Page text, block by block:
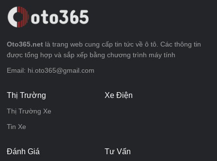
Oto365.net là trang web cung cấp tin tức về ô tô. Các thông tin
được tổng hợp và sắp xếp bằng chương trình máy tính
Email: hi.oto365@gmail.com
Thị Trường
Thị Trường Xe
Tin Xe
Xe Điện
Đánh Giá Tư Vấn